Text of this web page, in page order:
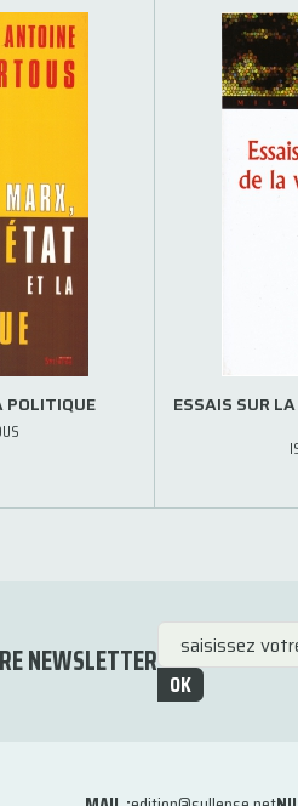
POLITIQUE
ESSAIS SUR
NEWSLETTER
OK